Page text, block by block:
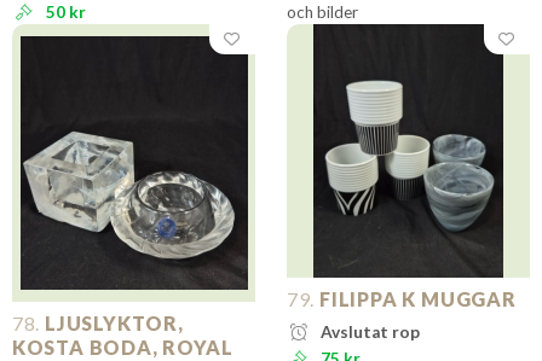
50 kr
och bilder
78. LJUSLYKTOR,
KOSTA BODA, ROYAL
79. FILIPPA K MUGGAR
Avslutat rop